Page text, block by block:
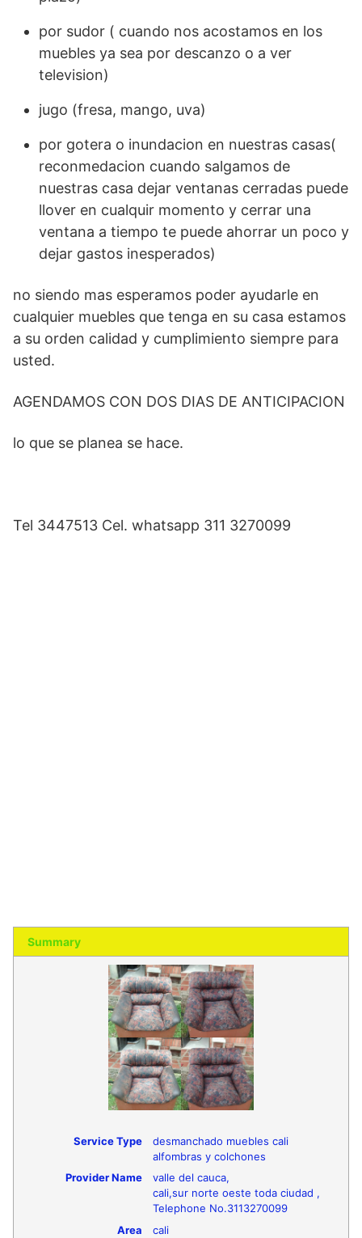
por sudor ( cuando nos acostamos en los
muebles ya sea por descanzo o a ver
television)
jugo (fresa, mango, uva)
por gotera o inundacion en nuestras casas(
reconmedacion cuando salgamos de
nuestras casa dejar ventanas cerradas puede
llover en cualquir momento y cerrar una
ventana a tiempo te puede ahorrar un poco y
dejar gastos inesperados)
no siendo mas esperamos poder ayudarle en
cualquier muebles que tenga en su casa estamos
a su orden calidad y cumplimiento siempre para
usted.
AGENDAMOS CON DOS DIAS DE ANTICIPACION
lo que se planea se hace.
Tel 3447513 Cel. whatsapp 311 3270099
Summary
Service Type
desmanchado muebles cali
alfombras y colchones
Provider Name
valle del cauca,
cali,sur norte oeste toda ciudad ,
Telephone No.3113270099
Area
cali